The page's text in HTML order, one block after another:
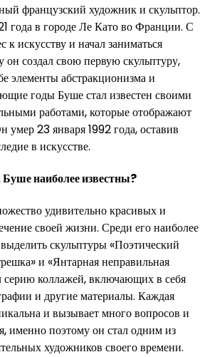
французский художник и скульптор.
года в городе Ле Като во Франции. С
к искусству и начал заниматься
создал свою первую скульптуру,
элементы абстракционизма и
годы Буше стал известен своими
работами, которые отображают
23 января 1992 года, оставив
в искусстве.
наиболее известны?
удивительно красивых и
своей жизни. Среди его наиболее
скульптуры «Поэтический
и «Янтарная неправильная
серию коллажей, включающих в себя
и другие материалы. Каждая
и вызывает много вопросов и
именно поэтому он стал одним из
художников своего времени.